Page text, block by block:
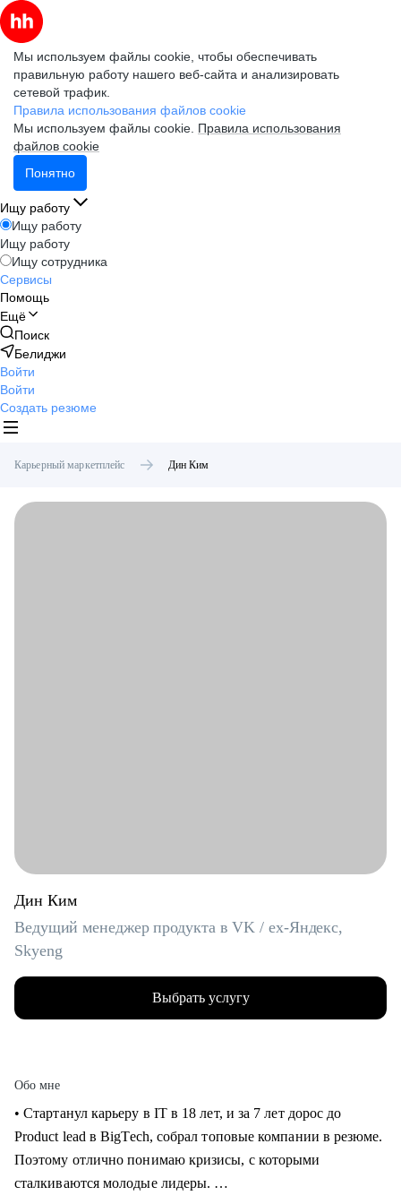
Мы используем файлы cookie, чтобы обеспечивать
правильную работу нашего веб-сайта и анализировать
сетевой трафик.
Правила использования файлов cookie
Мы используем файлы cookie. Правила использования
файлов cookie
Понятно
Ищу работу
Ищу работу
Ищу работу
Ищу сотрудника
Сервисы
Помощь
Ещё
Поиск
Белиджи
Войти
Войти
Создать резюме
Карьерный маркетплейс Дин Ким
Дин Ким
Ведущий менеджер продукта в VK / ex-Яндекс,
Skyeng
Выбрать услугу
Обо мне
• Стартанул карьеру в IT в 18 лет, и за 7 лет дорос до
Product lead в BigTech, собрал топовые компании в резюме.
Поэтому отлично понимаю кризисы, с которыми
сталкиваются молодые лидеры.